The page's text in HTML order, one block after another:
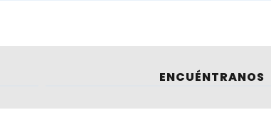
ENCUÉNTRANOS